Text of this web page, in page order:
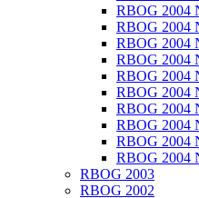
RBOG 2004
RBOG 2004
RBOG 2004
RBOG 2004
RBOG 2004
RBOG 2004
RBOG 2004
RBOG 2004
RBOG 2004
RBOG 2004
RBOG 2003
RBOG 2002